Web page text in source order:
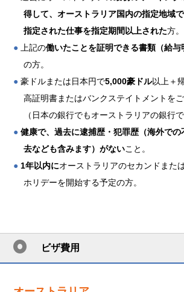
得して、オーストラリア国内の指定地域
指定された仕事を指定期間以上された方。
● 上記の働いたことを証明できる書類（給与
の方。
● 豪ドルまたは日本円で5,000豪ドル以上＋
高証明書またはバンクステイトメントをご
（日本の銀行でもオーストラリアの銀行
● 健康で、過去に逮捕歴・犯罪歴（海外での
去なども含みます）がないこと。
● 1年以内にオーストラリアのセカンドまた
ホリデーを開始する予定の方。
ビザ費用